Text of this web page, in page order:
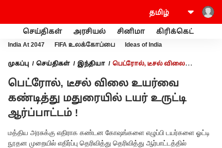
செய்திகள் அரசியல் சினிமா கிரிக்கெட்
India At 2047 FIFA உலக்கோப்பை Ideas of India
முகப்பு செய்திகள் இந்தியா
பெட்ரோல், டீசல் விலை
பெட்ரோல், டீசல் விலை உயர்வை
கண்டித்து மதுரையில் டயர் உருட்டி
ஆர்ப்பாட்டம் !
மத்திய அரசுக்கு எதிராக கண்டன கோஷங்களை எழுப்பி டயர்களை ஓட்டி
நூதன முறையில் எதிர்ப்பு தெரிவித்து தெரிவித்து ஆர்பாட்டத்தில்